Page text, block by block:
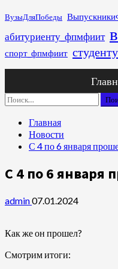
Перейти
содержимому
ВузыДляПобеды
абитуриенту_фпмфиит
спорт_фпмфиит
Найти:
Главная
Новости
С 4 по 6 января
С 4 по 6 января
admin07.01.2024
Как же он прошел?
Смотрим итоги: